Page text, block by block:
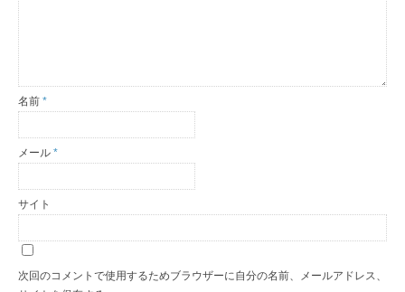
名前 *
メール *
サイト
次回のコメントで使用するためブラウザーに自分の名前、メールアドレス、